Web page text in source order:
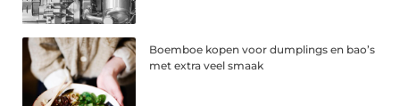
Boemboe kopen voor dumplings en bao’s
met extra veel smaak